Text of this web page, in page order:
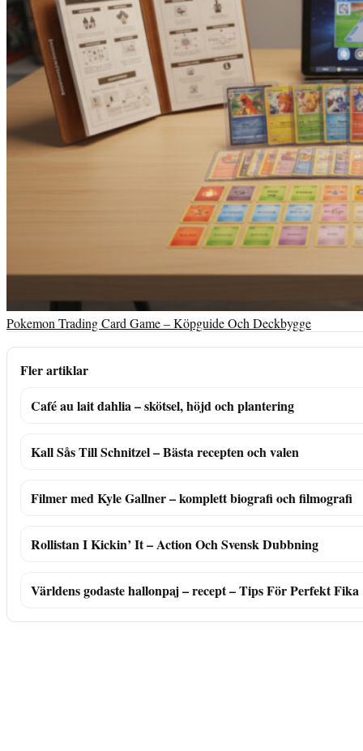
Pokemon Trading Card Game – Köpguide Och Deckbygge
Fler artiklar
Café au lait dahlia – skötsel, höjd och plantering
Kall Sås Till Schnitzel – Bästa recepten och valen
Filmer med Kyle Gallner – komplett biografi och filmografi
Rollistan I Kickin’ It – Action Och Svensk Dubbning
Världens godaste hallonpaj – recept – Tips För Perfekt Fika